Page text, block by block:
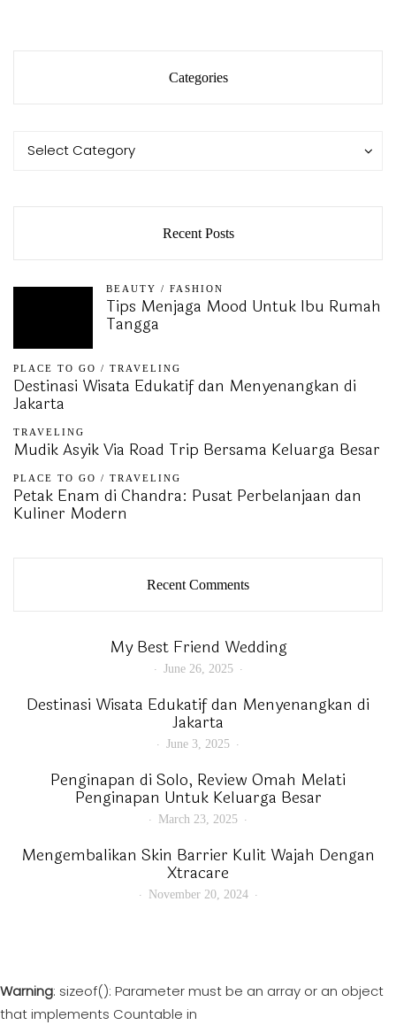
Categories
Categories
Select Category
Categories
Recent Posts
BEAUTY / FASHION
Tips Menjaga Mood Untuk Ibu Rumah
Tangga
PLACE TO GO / TRAVELING
Destinasi Wisata Edukatif dan Menyenangkan di
Jakarta
TRAVELING
Mudik Asyik Via Road Trip Bersama Keluarga Besar
PLACE TO GO / TRAVELING
Petak Enam di Chandra: Pusat Perbelanjaan dan
Kuliner Modern
Recent Comments
My Best Friend Wedding
June 26, 2025
Destinasi Wisata Edukatif dan Menyenangkan di
Jakarta
June 3, 2025
Penginapan di Solo, Review Omah Melati
Penginapan Untuk Keluarga Besar
March 23, 2025
Mengembalikan Skin Barrier Kulit Wajah Dengan
Xtracare
November 20, 2024
Warning: sizeof(): Parameter must be an array or an object
that implements Countable in